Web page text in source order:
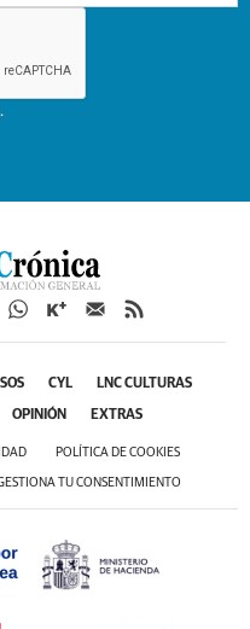
.
CYL LNC CULTURAS
OPINIÓN EXTRAS
POLÍTICA DE COOKIES
TU CONSENTIMIENTO